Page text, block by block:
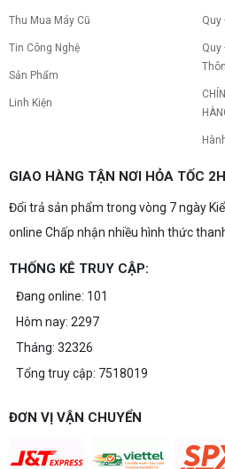
Thu Mua Máy Cũ
Tin Công Nghệ
Sản Phẩm
Linh Kiện
Quy
Quy
GIAO HÀNG TẬN NƠI HỎA TỐC 2H
Đổi trả sản phẩm trong vòng 7 ngày
online Chấp nhận nhiều hình thức
THỐNG KÊ TRUY CẬP:
Đang online: 101
Hôm nay: 2297
Tháng: 32326
Tổng truy cập: 7518019
ĐƠN VỊ VẬN CHUYỂN